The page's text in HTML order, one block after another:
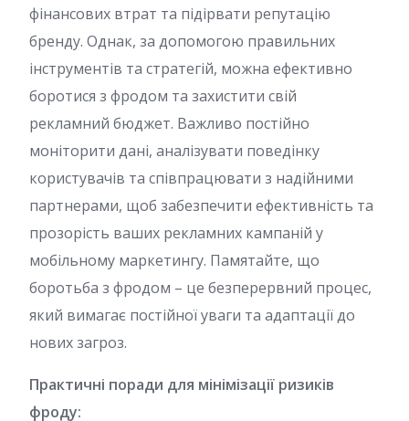
фінансових втрат та підірвати репутацію
бренду. Однак, за допомогою правильних
інструментів та стратегій, можна ефективно
боротися з фродом та захистити свій
рекламний бюджет. Важливо постійно
моніторити дані, аналізувати поведінку
користувачів та співпрацювати з надійними
партнерами, щоб забезпечити ефективність та
прозорість ваших рекламних кампаній у
мобільному маркетингу. Памятайте, що
боротьба з фродом – це безперервний процес,
який вимагає постійної уваги та адаптації до
нових загроз.
Практичні поради для мінімізації ризиків
фроду: